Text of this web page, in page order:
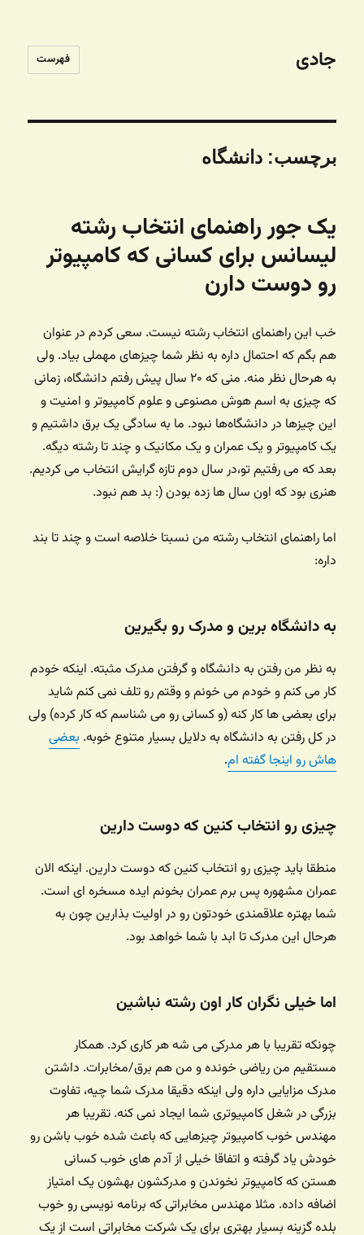
جادی فهرست
برچسب:دانشگاه
یک جور راهنمای انتخاب رشته
لیسانس برای کسانی که کامپیوتر
رو دوست دارن
خب این راهنمای انتخاب رشته نیست. سعی کردم در عنوان
هم بگم که احتمال داره به نظر شما چیزهای مهملی بیاد. ولی
به هرحال نظر منه. منی که ۲۰ سال پیش رفتم دانشگاه،‌ زمانی
که چیزی به اسم هوش مصنوعی و علوم کامپیوتر و امنیت و
این چیزها در دانشگاه‌ها نبود. ما به سادگی یک برق داشتیم و
یک کامپیوتر و یک عمران و یک مکانیک و چند تا رشته دیگه.
بعد که می رفتیم تو،‌در سال دوم تازه گرایش انتخاب می کردیم.
هنری بود که اون سال ها زده بودن (: بد هم نبود.
اما راهنمای انتخاب رشته من نسبتا خلاصه است و چند تا بند
داره:
به دانشگاه برین و مدرک رو بگیرین
به نظر من رفتن به دانشگاه و گرفتن مدرک مثبته. اینکه خودم
کار می کنم و خودم می خونم و وقتم رو تلف نمی کنم شاید
برای بعضی ها کار کنه (و کسانی رو می شناسم که کار کرده)‌ ولی
در کل رفتن به دانشگاه به دلایل بسیار متنوع خوبه. بعضی
هاش رو اینجا گفته ام.
چیزی رو انتخاب کنین که دوست دارین
منطقا باید چیزی رو انتخاب کنین که دوست دارین. اینکه الان
عمران مشهوره پس برم عمران بخونم ایده مسخره ای است.
شما بهتره علاقمندی خودتون رو در اولیت بذارین چون به
هرحال این مدرک تا ابد با شما خواهد بود.
اما خیلی نگران کار اون رشته نباشین
چونکه تقریبا با هر مدرکی می شه هر کاری کرد. همکار
مستقیم من ریاضی خونده و من هم برق/مخابرات. داشتن
مدرک مزایایی داره ولی اینکه دقیقا مدرک شما چیه، تفاوت
بزرگی در شغل کامپیوتری شما ایجاد نمی کنه. تقریبا هر
مهندس خوب کامپیوتر چیزهایی که باعث شده خوب باشن رو
خودش یاد گرفته و اتفاقا خیلی از آدم های خوب کسانی
هستن که کامپیوتر نخوندن و مدرکشون بهشون یک امتیاز
اضافه داده. مثلا مهندس مخابراتی که برنامه نویسی رو خوب
بلده گزینه بسیار بهتری برای یک شرکت مخابراتی است از یک